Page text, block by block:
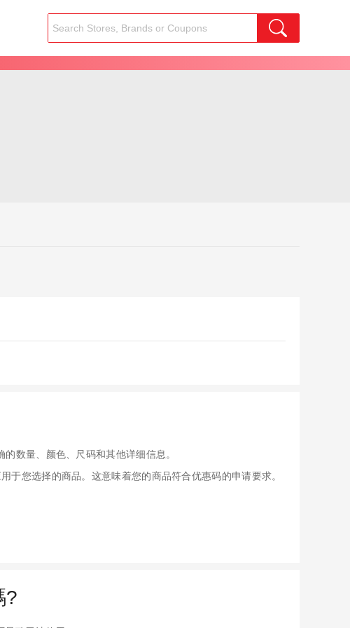
数量、颜色、尺码和其他详细信息。
您选择的商品。这意味着您的商品符合优惠码的申请要求。
?